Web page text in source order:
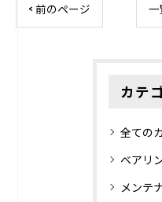
< 前のページ 一
カテ
全ての
ベアリ
メンテ